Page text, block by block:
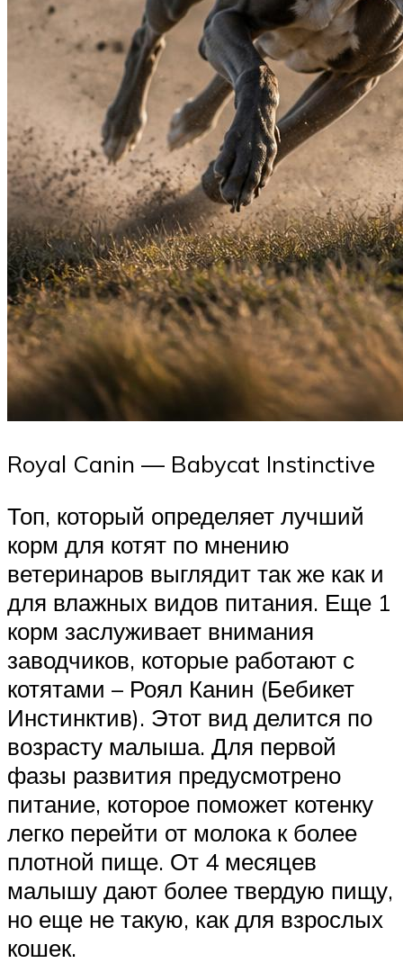
Royal Canin — Babycat Instinctive
Топ, который определяет лучший
корм для котят по мнению
ветеринаров выглядит так же как и
для влажных видов питания. Еще 1
корм заслуживает внимания
заводчиков, которые работают с
котятами – Роял Канин (Бебикет
Инстинктив). Этот вид делится по
возрасту малыша. Для первой
фазы развития предусмотрено
питание, которое поможет котенку
легко перейти от молока к более
плотной пище. От 4 месяцев
малышу дают более твердую пищу,
но еще не такую, как для взрослых
кошек.